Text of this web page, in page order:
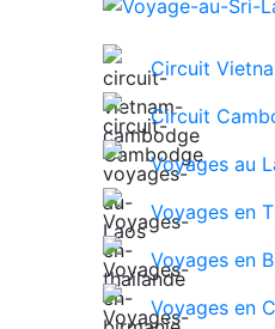
Circuit
Circuit
Voyages au
Voyages en
Voyages en
Voyages en